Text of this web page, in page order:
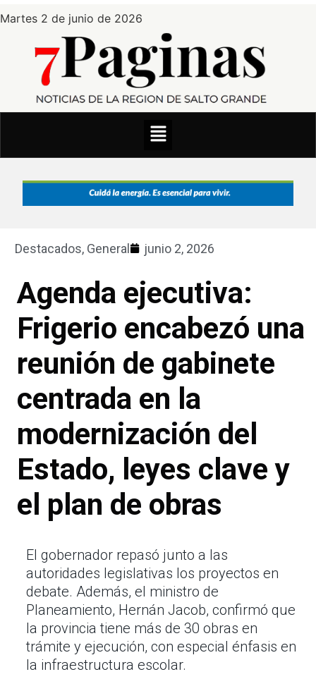
Martes 2 de junio de 2026
Destacados, General junio 2, 2026
Agenda ejecutiva:
Frigerio encabezó una
reunión de gabinete
centrada en la
modernización del
Estado, leyes clave y
el plan de obras
El gobernador repasó junto a las
autoridades legislativas los proyectos en
debate. Además, el ministro de
Planeamiento, Hernán Jacob, confirmó que
la provincia tiene más de 30 obras en
trámite y ejecución, con especial énfasis en
la infraestructura escolar.